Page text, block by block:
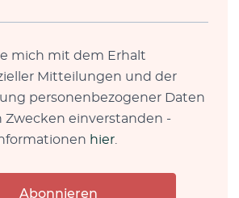
mich mit dem Erhalt
Mitteilungen und der
personenbezogener Daten
Zwecken einverstanden -
hier
Abonnieren